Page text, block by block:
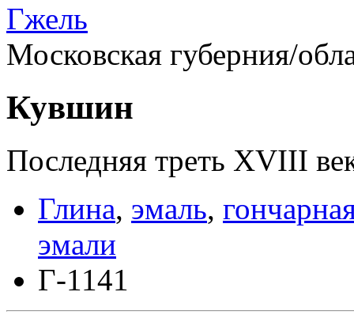
Гжель
Московская губерния/
Кувшин
Последняя треть XVIII
Глина, эмаль,
эмали
Г-1141